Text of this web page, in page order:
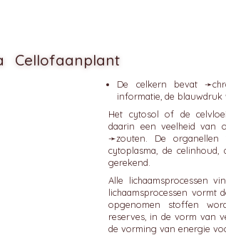
Cellofaanplant
De celkern bevat ➛
informatie, de blauwdruk
Het cytosol of de
daarin een veelheid van
➛zouten . De
cytoplasma, de
gerekend.
Alle lichaamsprocessen
lichaamsprocessen vormt
opgenomen stoffen
reserves, in de vorm van
de vorming van energie